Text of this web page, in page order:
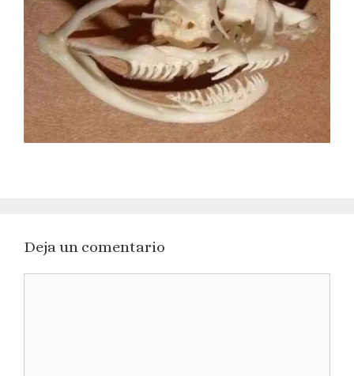
Deja un comentario